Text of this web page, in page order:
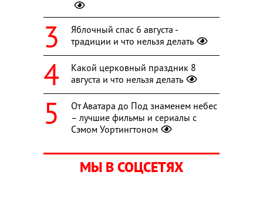
Яблочный спас 6 августа -
традиции и что нельзя делать
Какой церковный праздник 8
августа и что нельзя делать
От Аватара до Под знаменем небес
– лучшие фильмы и сериалы с
Сэмом Уортингтоном
МЫ В СОЦСЕТЯХ